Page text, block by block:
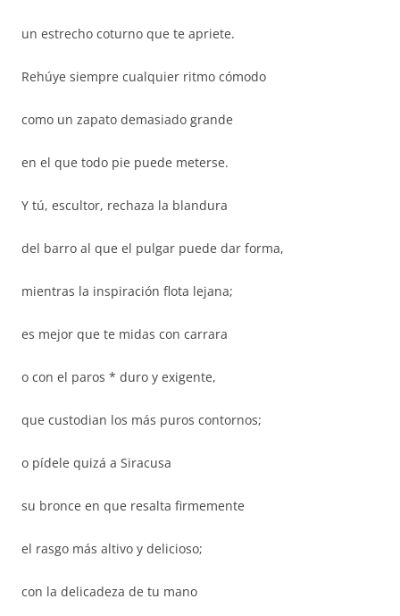
un estrecho coturno que te apriete.
Rehúye siempre cualquier ritmo cómodo
como un zapato demasiado grande
en el que todo pie puede meterse.
Y tú, escultor, rechaza la blandura
del barro al que el pulgar puede dar forma,
mientras la inspiración flota lejana;
es mejor que te midas con carrara
o con el paros * duro y exigente,
que custodian los más puros contornos;
o pídele quizá a Siracusa
su bronce en que resalta firmemente
el rasgo más altivo y delicioso;
con la delicadeza de tu mano